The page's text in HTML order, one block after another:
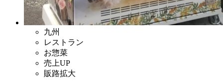
九州
レストラン
お惣菜
売上UP
販路拡大